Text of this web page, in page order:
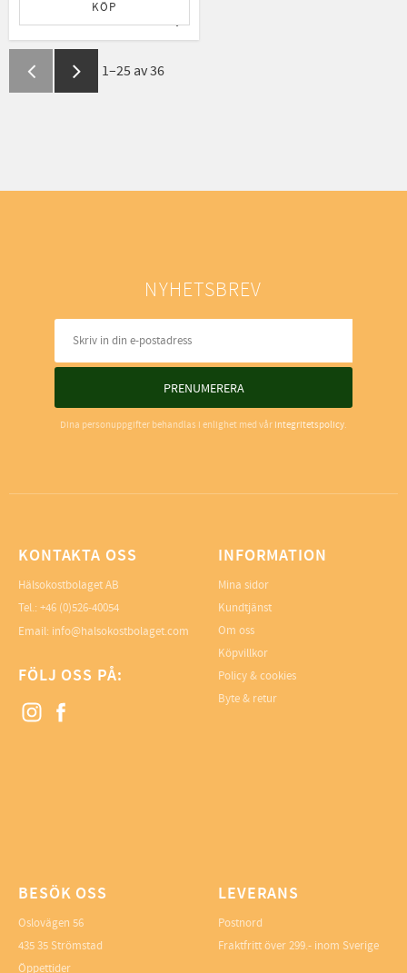
Lägg till i favoriter
KÖP
1–25 av36
NYHETSBREV
PRENUMERERA
Dina personuppgifter behandlas i enlighet med vår integritetspolicy.
KONTAKTA OSS
Hälsokostbolaget AB
Tel.: +46 (0)526-40054
Email: info@halsokostbolaget.com
FÖLJ OSS PÅ:
INFORMATION
Mina sidor
Kundtjänst
Om oss
Köpvillkor
Policy & cookies
Byte & retur
BESÖK OSS
Oslovägen 56
435 35 Strömstad
Öppettider
LEVERANS
Postnord
Fraktfritt över 299.- inom Sverige